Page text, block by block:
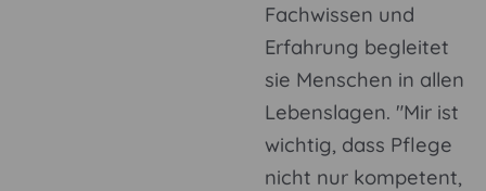
Fachwissen und
Erfahrung begleitet
sie Menschen in allen
Lebenslagen. "Mir ist
wichtig, dass Pflege
nicht nur kompetent,